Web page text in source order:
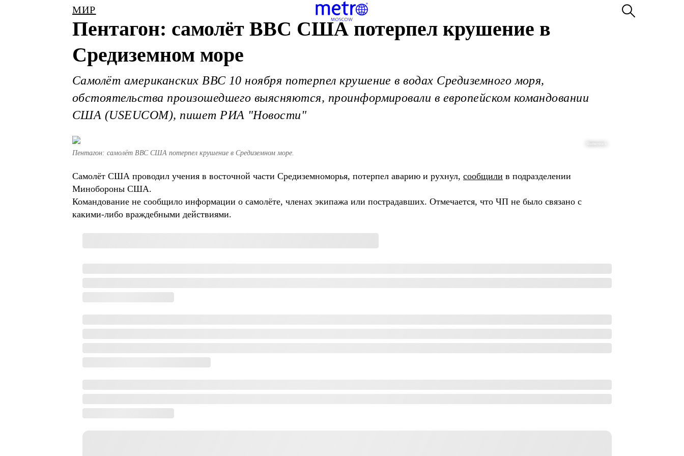
МИР
Пентагон: самолёт ВВС США потерпел крушение в
Средиземном море
Самолёт американских ВВС 10 ноября потерпел крушение в водах Средиземного моря,
обстоятельства произошедшего выясняются, проинформировали в европейском командовании
США (USEUCOM), пишет РИА "Новости"
Пентагон: самолёт ВВС США потерпел крушение в Средиземном море.
Самолёт США проводил учения в восточной части Средиземноморья, потерпел аварию и рухнул, сообщили в подразделении
Минобороны США.
Командование не сообщило информации о самолёте, членах экипажа или пострадавших. Отмечается, что ЧП не было связано с
какими-либо враждебными действиями.